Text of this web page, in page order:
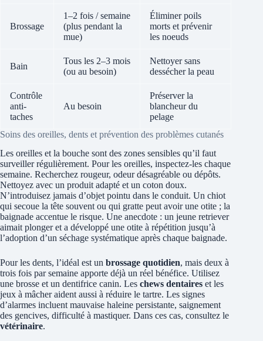
Brossage
1–2 fois / semaine
(plus pendant la
mue)
Éliminer poils
morts et prévenir
les noeuds
Bain
Tous les 2–3 mois
(ou au besoin)
Nettoyer sans
dessécher la peau
Contrôle
anti-
taches
Au besoin
Préserver la
blancheur du
pelage
Soins des oreilles, dents et prévention des problèmes cutanés
Les oreilles et la bouche sont des zones sensibles qu’il faut
surveiller régulièrement. Pour les oreilles, inspectez-les chaque
semaine. Recherchez rougeur, odeur désagréable ou dépôts.
Nettoyez avec un produit adapté et un coton doux.
N’introduisez jamais d’objet pointu dans le conduit. Un chiot
qui secoue la tête souvent ou qui gratte peut avoir une otite ; la
baignade accentue le risque. Une anecdote : un jeune retriever
aimait plonger et a développé une otite à répétition jusqu’à
l’adoption d’un séchage systématique après chaque baignade.
Pour les dents, l’idéal est un brossage quotidien, mais deux à
trois fois par semaine apporte déjà un réel bénéfice. Utilisez
une brosse et un dentifrice canin. Les chews dentaires et les
jeux à mâcher aident aussi à réduire le tartre. Les signes
d’alarmes incluent mauvaise haleine persistante, saignement
des gencives, difficulté à mastiquer. Dans ces cas, consultez le
vétérinaire.